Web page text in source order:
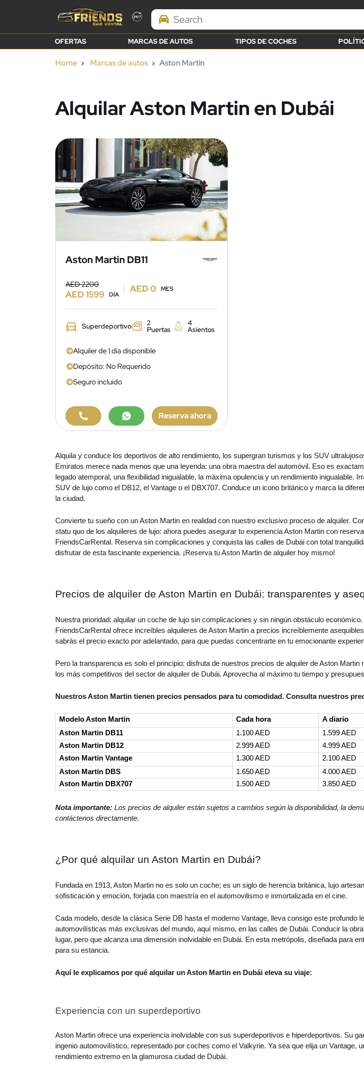
Search Brands
OFERTAS MARCAS DE AUTOS TIPOS DE COCHES
Home Marcas de autos Aston Martin
Alquilar Aston Martin en Dubái
Aston Martin DB11
AED 2200
AED 1599 DÍA
AED 0 MES
Superdeportivo 2
Puertas
4
Asientos
Alquiler de 1 día disponible
Depósito: No Requerido
Seguro incluido
Reserva ahora
Alquila y conduce los deportivos de alto rendimiento, los supergran turismos y los SUV
Emiratos merece nada menos que una leyenda: una obra maestra del automóvil. Eso es
legado atemporal, una flexibilidad inigualable, la máxima opulencia y un rendimiento inigualable.
SUV de lujo como el DB12, el Vantage o el DBX707. Conduce un icono británico y marca la
la ciudad.
Convierte tu sueño con un Aston Martin en realidad con nuestro exclusivo proceso de alquiler.
statu quo de los alquileres de lujo: ahora puedes asegurar tu experiencia Aston Martin con
FriendsCarRental. Reserva sin complicaciones y conquista las calles de Dubái con total
disfrutar de esta fascinante experiencia. ¡Reserva tu Aston Martin de alquiler hoy mismo!
Precios de alquiler de Aston Martin en Dubái: transparentes y
Nuestra prioridad: alquilar un coche de lujo sin complicaciones y sin ningún obstáculo
FriendsCarRental ofrece increíbles alquileres de Aston Martin a precios increíblemente
sabrás el precio exacto por adelantado, para que puedas concentrarte en tu emocionante
Pero la transparencia es solo el principio: disfruta de nuestros precios de alquiler de Aston
los más competitivos del sector de alquiler de Dubái. Aprovecha al máximo tu tiempo y
Nuestros Aston Martin tienen precios pensados para tu comodidad. Consulta nuestros
Modelo Aston Martin Cada hora A diario
Aston Martin DB11
1.100 AED 1.599 AED
Aston Martin DB12
2.999 AED 4.999 AED
Aston Martin Vantage
1.300 AED 2.100 AED
Aston Martin DBS
1.650 AED 4.000 AED
Aston Martin DBX707
1.500 AED 3.850 AED
Nota importante: Los precios de alquiler están sujetos a cambios según la disponibilidad, la
contáctenos directamente.
¿Por qué alquilar un Aston Martin en Dubái?
Fundada en 1913, Aston Martin no es solo un coche; es un siglo de herencia británica, lujo
sofisticación y emoción, forjada con maestría en el automovilismo e inmortalizada en el cine.
Cada modelo, desde la clásica Serie DB hasta el moderno Vantage, lleva consigo este profundo
automovilísticas más exclusivas del mundo, aquí mismo, en las calles de Dubái. Conducir la
lugar, pero que alcanza una dimensión inolvidable en Dubái. En esta metrópolis, diseñada para
para su estancia.
Aquí le explicamos por qué alquilar un Aston Martin en Dubái eleva su viaje:
Experiencia con un superdeportivo
Aston Martin ofrece una experiencia inolvidable con sus superdeportivos e hiperdeportivos. Su
ingenio automovilístico, representado por coches como el Valkyrie. Ya sea que elija un
rendimiento extremo en la glamurosa ciudad de Dubái.